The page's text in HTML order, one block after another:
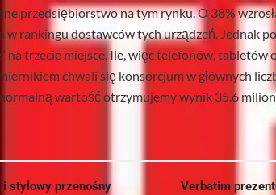
przedsiębiorstwo na tym rynku. O 38%
w rankingu dostawców tych urządzeń. Jednak
na trzecie miejsce. Ile, więc telefonów, tabletów
chwali się konsorcjum w głównych
wartość otrzymujemy wynik 35.6
i stylowy przenośny
Verbatim